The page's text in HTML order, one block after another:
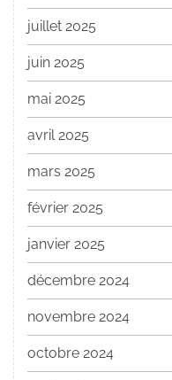
juillet 2025
juin 2025
mai 2025
avril 2025
mars 2025
février 2025
janvier 2025
décembre 2024
novembre 2024
octobre 2024